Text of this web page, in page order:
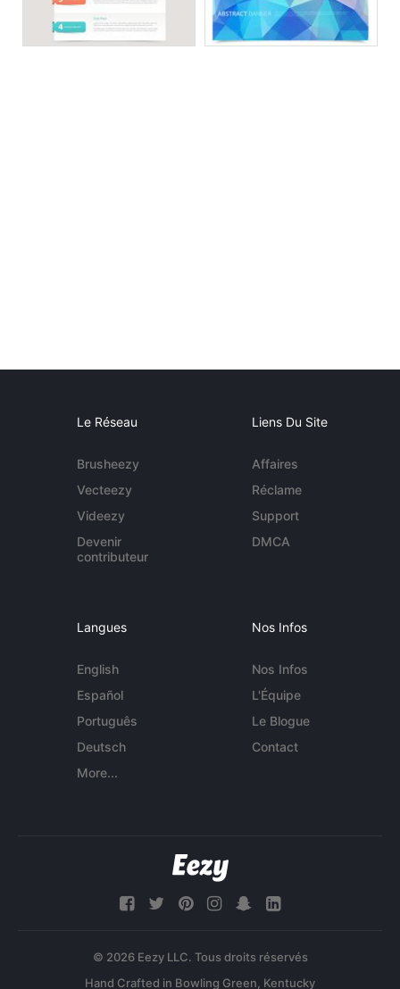
Le Réseau
Brusheezy
Vecteezy
Videezy
Devenir
contributeur
Liens Du Site
Affaires
Réclame
Support
DMCA
Langues
English
Español
Português
Deutsch
More...
Nos Infos
Nos Infos
L'Équipe
Le Blogue
Contact
© 2026 Eezy LLC. Tous droits réservés